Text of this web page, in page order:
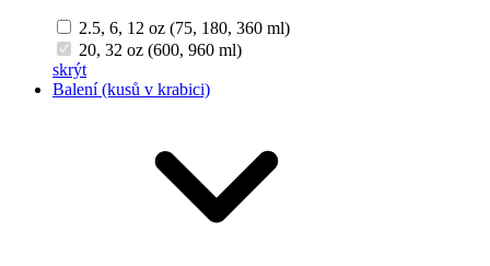
2.5, 6, 12 oz (75, 180, 360 ml)
20, 32 oz (600, 960 ml)
skrýt
Balení (kusů v krabici)